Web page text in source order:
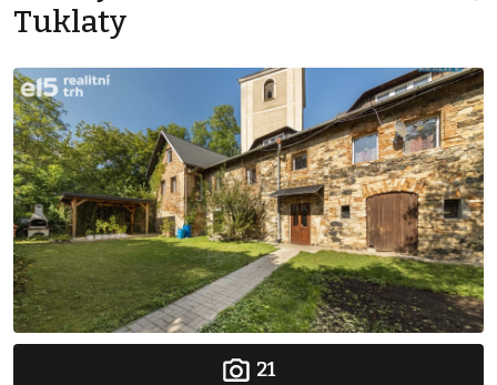
Tuklaty
21